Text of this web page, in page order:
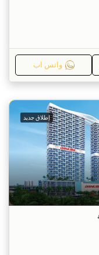
واتس اب
إطلاق جديد